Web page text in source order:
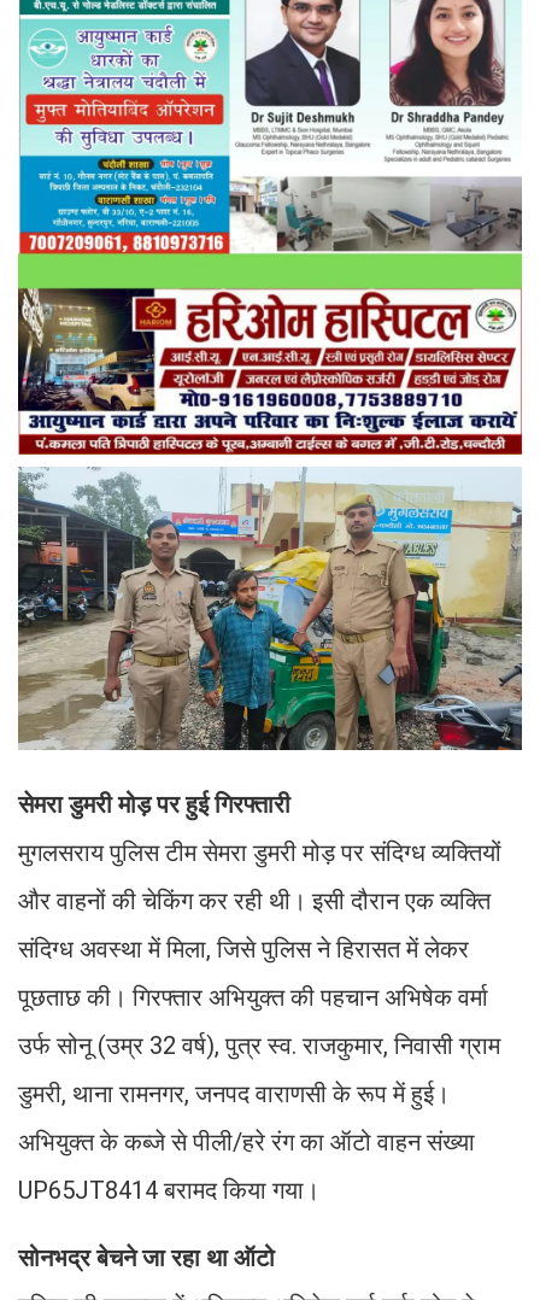
सेमरा डुमरी मोड़ पर हुई गिरफ्तारी
मुगलसराय पुलिस टीम सेमरा डुमरी मोड़ पर संदिग्ध व्यक्तियों
और वाहनों की चेकिंग कर रही थी। इसी दौरान एक व्यक्ति
संदिग्ध अवस्था में मिला, जिसे पुलिस ने हिरासत में लेकर
पूछताछ की। गिरफ्तार अभियुक्त की पहचान अभिषेक वर्मा
उर्फ सोनू (उम्र 32 वर्ष), पुत्र स्व. राजकुमार, निवासी ग्राम
डुमरी, थाना रामनगर, जनपद वाराणसी के रूप में हुई।
अभियुक्त के कब्जे से पीली/हरे रंग का ऑटो वाहन संख्या
UP65JT8414 बरामद किया गया।
सोनभद्र बेचने जा रहा था ऑटो